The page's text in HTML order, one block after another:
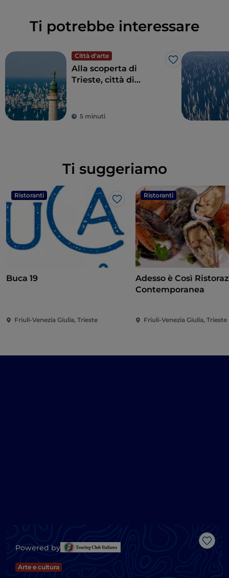
Ti potrebbe interessare
Città d'arte
Like
Alla scoperta di
Trieste, città di
5 minuti
Ti suggeriamo
Ristoranti
Like
Buca 19
Friuli-Venezia Giulia, Trieste
Ristoranti
Adesso è Così
Contemporanea
Friuli-Venezia Giulia, Trieste
Like
Powered by
Arte e cultura